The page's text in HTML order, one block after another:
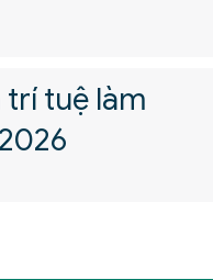
trí tuệ làm